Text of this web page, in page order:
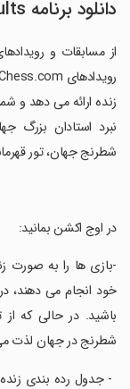
دانلود برنامه Chess Events: Games & Results
از مسابقات و
زنده ارائه می دهد و
نبرد استادان بزرگ
شطرنج جهان، تور
‏در اوج اکشن بمانید:
‏-بازی ها را به صورت
خود انجام می دهند،
باشید. در حالی که
شطرنج در جهان لذت
- جدول رده بندی